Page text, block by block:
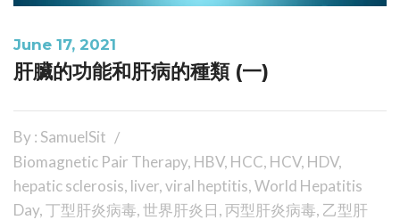
June 17, 2021
肝臟的功能和肝病的種類 (一)
By : SamuelSit
Biomagnetic Pair Therapy, HBV, HCC, HCV, HDV,
hepatic sclerosis, liver,viral heptitis,World Hepatitis
Day,丁型肝炎病毒,世界肝炎日,丙型肝炎病毒, 乙型肝